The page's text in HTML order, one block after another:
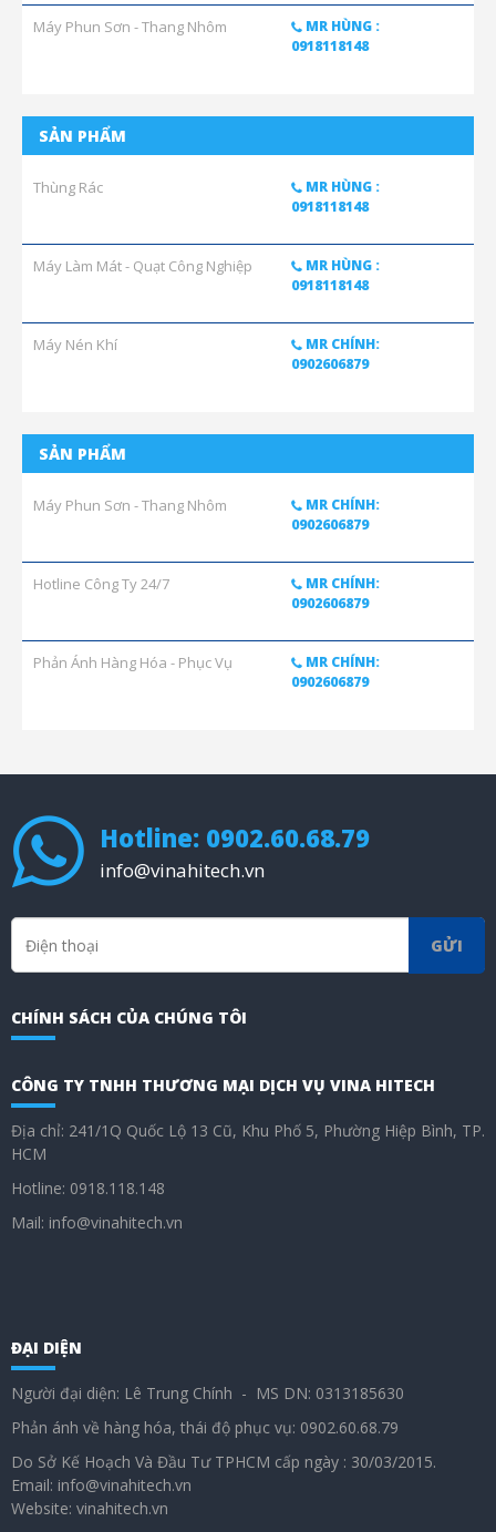
Máy Phun Sơn - Thang Nhôm
MR HÙNG :
0918118148
SẢN PHẨM
Thùng Rác
MR HÙNG :
0918118148
Máy Làm Mát - Quạt Công Nghiệp
MR HÙNG :
0918118148
Máy Nén Khí
MR CHÍNH:
0902606879
SẢN PHẨM
Máy Phun Sơn - Thang Nhôm
MR CHÍNH:
0902606879
Hotline Công Ty 24/7
MR CHÍNH:
0902606879
Phản Ánh Hàng Hóa - Phục Vụ
MR CHÍNH:
0902606879
Hotline: 0902.60.68.79
info@vinahitech.vn
GỬI
CHÍNH SÁCH CỦA CHÚNG TÔI
CÔNG TY TNHH THƯƠNG MẠI DỊCH VỤ VINA HITECH
Địa chỉ: 241/1Q Quốc Lộ 13 Cũ, Khu Phố 5, Phường Hiệp Bình, TP.
HCM
Hotline: 0918.118.148
Mail: info@vinahitech.vn
ĐẠI DIỆN
Người đại diện: Lê Trung Chính - MS DN: 0313185630
Phản ánh về hàng hóa, thái độ phục vụ: 0902.60.68.79
Do Sở Kế Hoạch Và Đầu Tư TPHCM cấp ngày : 30/03/2015.
Email: info@vinahitech.vn
Website: vinahitech.vn